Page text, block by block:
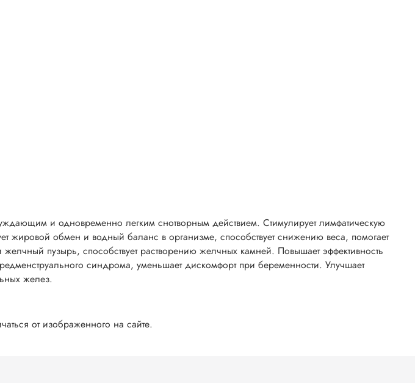
и одновременно легким снотворным действием. Стимулирует лимфатическую
жировой обмен и водный баланс в организме, способствует снижению веса, помогает
пузырь, способствует растворению желчных камней. Повышает эффективность
синдрома, уменьшает дискомфорт при беременности. Улучшает
желез.
от изображенного на сайте.